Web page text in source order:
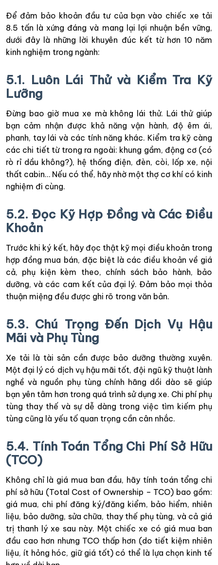
Để đảm bảo khoản đầu tư của bạn vào chiếc xe tải
8.5 tấn là xứng đáng và mang lại lợi nhuận bền vững,
dưới đây là những lời khuyên đúc kết từ hơn 10 năm
kinh nghiệm trong ngành:
5.1. Luôn Lái Thử và Kiểm Tra Kỹ
Lưỡng
Đừng bao giờ mua xe mà không lái thử. Lái thử giúp
bạn cảm nhận được khả năng vận hành, độ êm ái,
phanh, tay lái và các tính năng khác. Kiểm tra kỹ càng
các chi tiết từ trong ra ngoài: khung gầm, động cơ (có
rò rỉ dầu không?), hệ thống điện, đèn, còi, lốp xe, nội
thất cabin… Nếu có thể, hãy nhờ một thợ cơ khí có kinh
nghiệm đi cùng.
5.2. Đọc Kỹ Hợp Đồng và Các Điều
Khoản
Trước khi ký kết, hãy đọc thật kỹ mọi điều khoản trong
hợp đồng mua bán, đặc biệt là các điều khoản về giá
cả, phụ kiện kèm theo, chính sách bảo hành, bảo
dưỡng, và các cam kết của đại lý. Đảm bảo mọi thỏa
thuận miệng đều được ghi rõ trong văn bản.
5.3. Chú Trọng Đến Dịch Vụ Hậu
Mãi và Phụ Tùng
Xe tải là tài sản cần được bảo dưỡng thường xuyên.
Một đại lý có dịch vụ hậu mãi tốt, đội ngũ kỹ thuật lành
nghề và nguồn phụ tùng chính hãng dồi dào sẽ giúp
bạn yên tâm hơn trong quá trình sử dụng xe. Chi phí phụ
tùng thay thế và sự dễ dàng trong việc tìm kiếm phụ
tùng cũng là yếu tố quan trọng cần cân nhắc.
5.4. Tính Toán Tổng Chi Phí Sở Hữu
(TCO)
Không chỉ là giá mua ban đầu, hãy tính toán tổng chi
phí sở hữu (Total Cost of Ownership – TCO) bao gồm:
giá mua, chi phí đăng ký/đăng kiểm, bảo hiểm, nhiên
liệu, bảo dưỡng, sửa chữa, thay thế phụ tùng, và cả giá
trị thanh lý xe sau này. Một chiếc xe có giá mua ban
đầu cao hơn nhưng TCO thấp hơn (do tiết kiệm nhiên
liệu, ít hỏng hóc, giữ giá tốt) có thể là lựa chọn kinh tế